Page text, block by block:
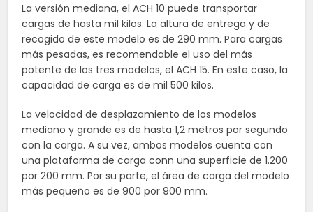
La versión mediana, el ACH 10 puede transportar
cargas de hasta mil kilos. La altura de entrega y de
recogido de este modelo es de 290 mm. Para cargas
más pesadas, es recomendable el uso del más
potente de los tres modelos, el ACH 15. En este caso, la
capacidad de carga es de mil 500 kilos.
La velocidad de desplazamiento de los modelos
mediano y grande es de hasta 1,2 metros por segundo
con la carga. A su vez, ambos modelos cuenta con
una plataforma de carga conn una superficie de 1.200
por 200 mm. Por su parte, el área de carga del modelo
más pequeño es de 900 por 900 mm.